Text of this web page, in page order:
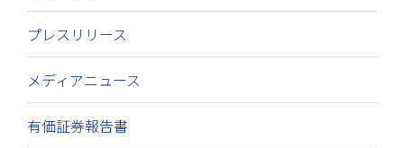
プレスリリース
メディアニュース
有価証券報告書